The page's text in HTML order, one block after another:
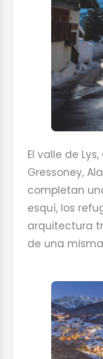
El valle de
Gressoney,
completan
esquí, los
arquitectura
de una